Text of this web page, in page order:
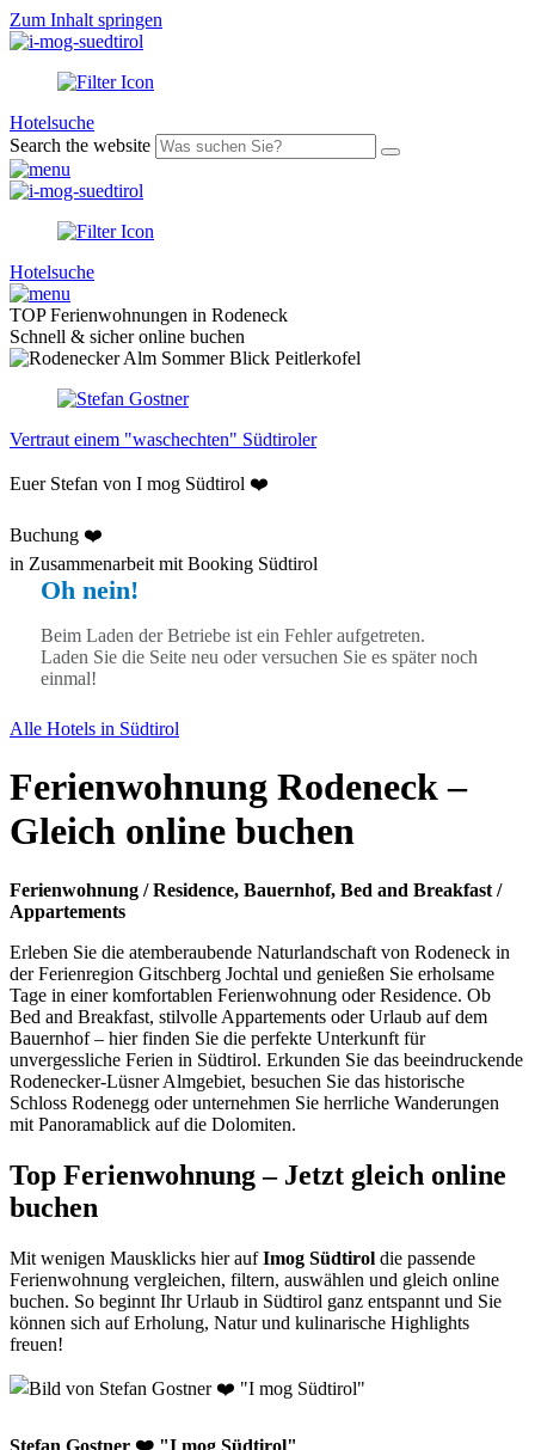
Zum Inhalt springen
Hotelsuche
Search the website
Hotelsuche
TOP Ferienwohnungen in Rodeneck
Schnell & sicher online buchen
Vertraut einem "waschechten" Südtiroler
Euer Stefan von I mog Südtirol ❤️
Buchung ❤️
in Zusammenarbeit mit Booking Südtirol
Oh nein!
Beim Laden der Betriebe ist ein Fehler aufgetreten.
Laden Sie die Seite neu oder versuchen Sie es später noch
einmal!
Alle Hotels in Südtirol
Ferienwohnung Rodeneck –
Gleich online buchen
Ferienwohnung / Residence, Bauernhof, Bed and Breakfast /
Appartements
Erleben Sie die atemberaubende Naturlandschaft von Rodeneck in
der Ferienregion Gitschberg Jochtal und genießen Sie erholsame
Tage in einer komfortablen Ferienwohnung oder Residence. Ob
Bed and Breakfast, stilvolle Appartements oder Urlaub auf dem
Bauernhof – hier finden Sie die perfekte Unterkunft für
unvergessliche Ferien in Südtirol. Erkunden Sie das beeindruckende
Rodenecker-Lüsner Almgebiet, besuchen Sie das historische
Schloss Rodenegg oder unternehmen Sie herrliche Wanderungen
mit Panoramablick auf die Dolomiten.
Top Ferienwohnung – Jetzt gleich online
buchen
Mit wenigen Mausklicks hier aufImog Südtirol die passende
Ferienwohnung vergleichen, filtern, auswählen und gleich online
buchen. So beginnt Ihr Urlaub in Südtirol ganz entspannt und Sie
können sich auf Erholung, Natur und kulinarische Highlights
freuen!
Stefan Gostner ❤️ "I mog Südtirol"